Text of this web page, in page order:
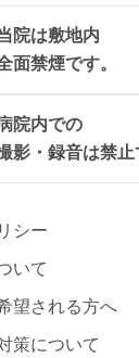
院は敷地内
面禁煙です。
院内での
影・録音は禁止
シー
いて
望される方へ
策について